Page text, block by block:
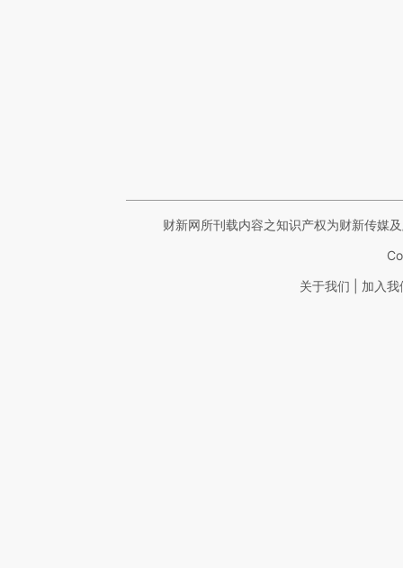
财新网所刊载内容之知识产权为财新传媒
关于我们 加入我